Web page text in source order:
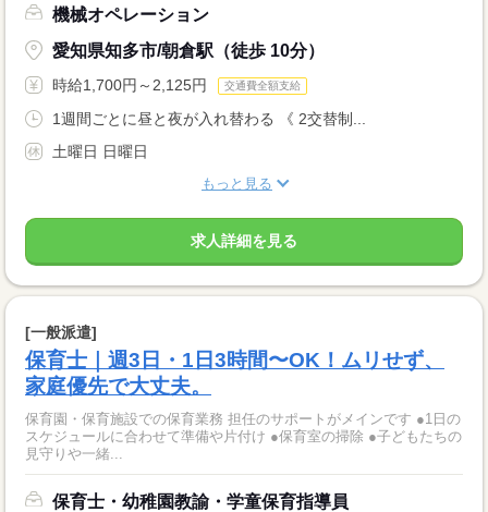
機械オペレーション
愛知県知多市/朝倉駅（徒歩 10分）
時給1,700円～2,125円 交通費全額支給
1週間ごとに昼と夜が入れ替わる 《 2交替制...
土曜日 日曜日
もっと見る
求人詳細を見る
[一般派遣]
保育士｜週3日・1日3時間〜OK！ムリせず、
家庭優先で大丈夫。
保育園・保育施設での保育業務 担任のサポートがメインです ●1日の
スケジュールに合わせて準備や片付け ●保育室の掃除 ●子どもたちの
見守りや一緒...
保育士・幼稚園教諭・学童保育指導員